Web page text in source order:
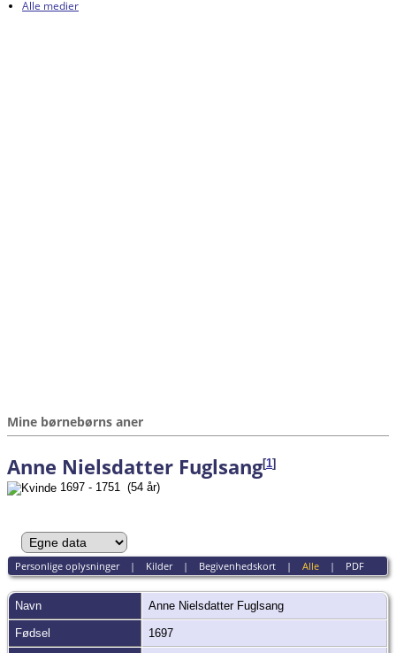
Alle medier
Mine børnebørns aner
Anne Nielsdatter Fuglsang[1]
1697 - 1751 (54 år)
Personlige oplysninger| Kilder| Begivenhedskort| Alle| PDF
Navn Anne Nielsdatter Fuglsang
Fødsel 1697